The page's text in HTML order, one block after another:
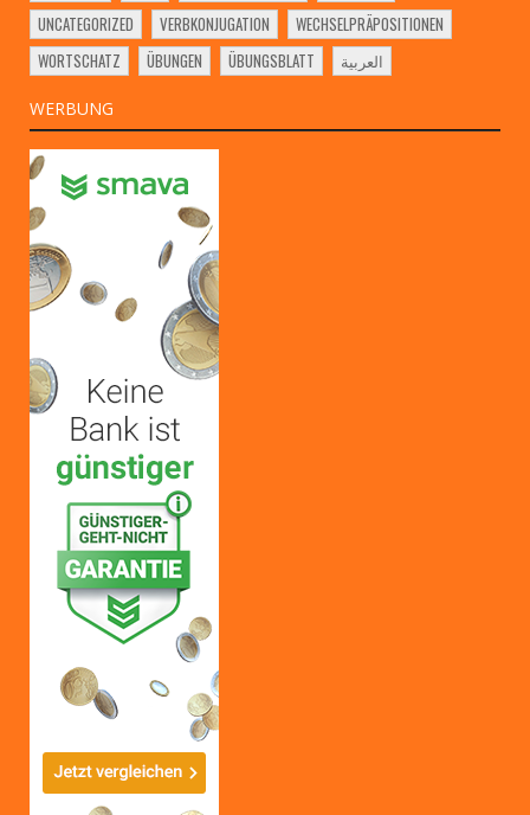
UNCATEGORIZED
VERBKONJUGATION
WECHSELPRÄPOSITIONEN
WORTSCHATZ
ÜBUNGEN ÜBUNGSBLATT العربية
WERBUNG